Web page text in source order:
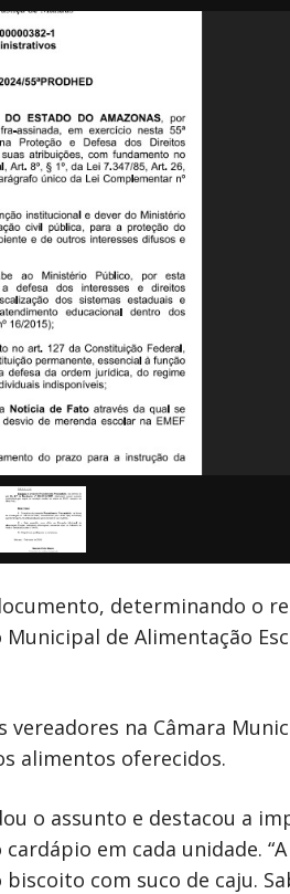
determinando o
de Alimentação
na Câmara
alimentos oferecidos.
o assunto e destacou a
em cada unidade.
com suco de caju.